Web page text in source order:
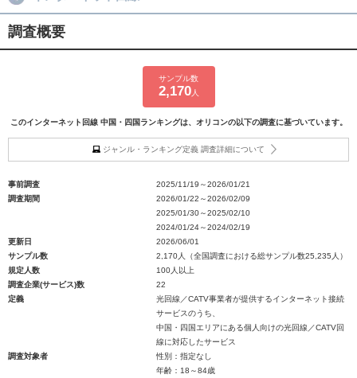
調査概要
サンプル数
2,170人
このインターネット回線 中国・四国ランキングは、オリコンの以下の調査に基づいています。
ジャンル・ランキング定義 調査詳細について
事前調査
2025/11/19～2026/01/21
調査期間
2026/01/22～2026/02/09
2025/01/30～2025/02/10
2024/01/24～2024/02/19
更新日
2026/06/01
サンプル数
2,170人（全国調査における総サンプル数25,235人）
規定人数
100人以上
調査企業(サービス)数
22
定義
光回線／CATV事業者が提供するインターネット接続
サービスのうち、
中国・四国エリアにある個人向けの光回線／CATV回
線に対応したサービス
調査対象者
性別：指定なし
年齢：18～84歳